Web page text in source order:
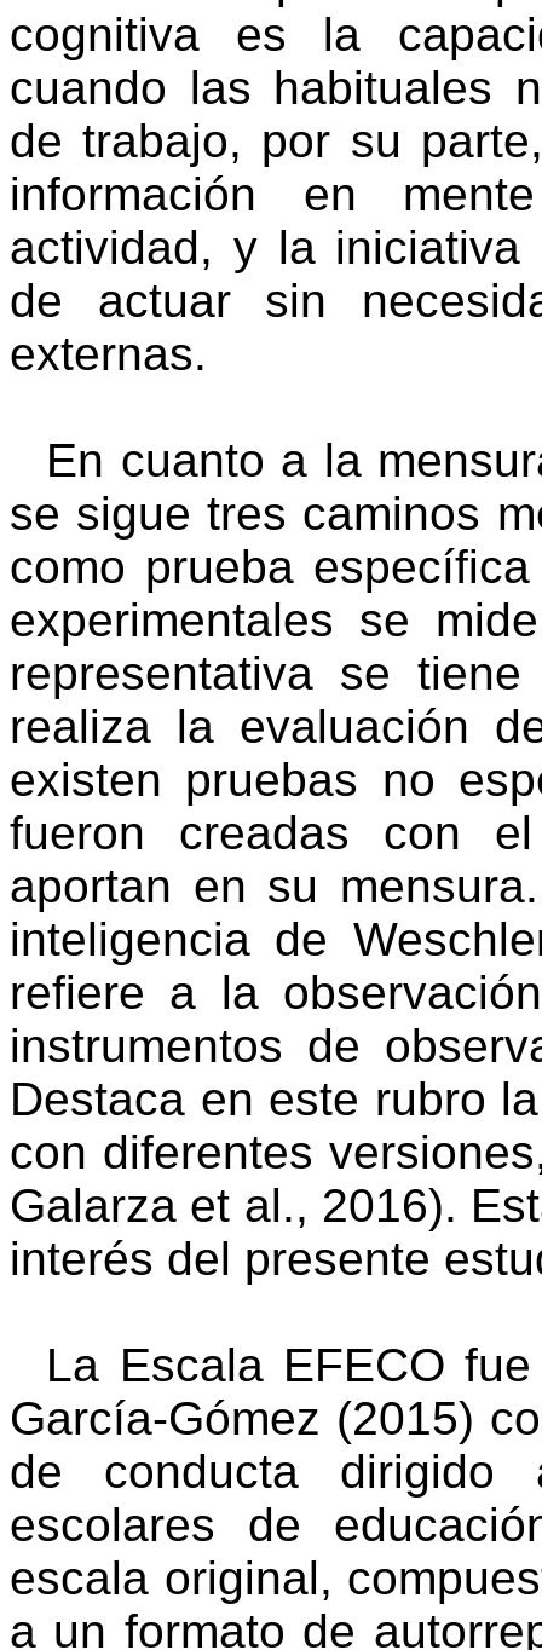
cognitiva es la
cuando las habituales
de trabajo, por su
información en
actividad, y la
de actuar sin
externas.
En cuanto a la
se sigue tres caminos
como prueba
experimentales se
representativa se
realiza la evaluación
existen pruebas no
fueron creadas con
aportan en su
inteligencia de
refiere a la
instrumentos de
Destaca en este rubro
con diferentes
Galarza et al., 2016).
interés del presente
La Escala EFECO
García-Gómez (2015)
de conducta
escolares de
escala original,
a un formato de